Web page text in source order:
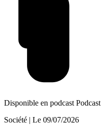
Disponible en podcast Podcast
Société | Le 09/07/2026